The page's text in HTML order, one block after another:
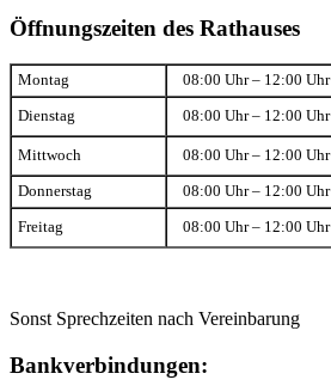
Öffnungszeiten des Rathauses
Montag 08:00 Uhr – 12:00 Uhr
Dienstag 08:00 Uhr – 12:00 Uhr
Mittwoch 08:00 Uhr – 12:00 Uhr
Donnerstag 08:00 Uhr – 12:00 Uhr
Freitag 08:00 Uhr – 12:00 Uhr
Sonst Sprechzeiten nach Vereinbarung
Bankverbindungen: